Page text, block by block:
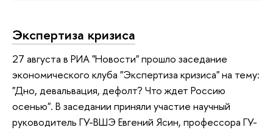
Экспертиза кризиса
27 августа в РИА "Новости" прошло заседание
экономического клуба "Экспертиза кризиса" на тему:
"Дно, девальвация, дефолт? Что ждет Россию
осенью". В заседании приняли участие научный
руководитель ГУ-ВШЭ Евгений Ясин, профессора ГУ-